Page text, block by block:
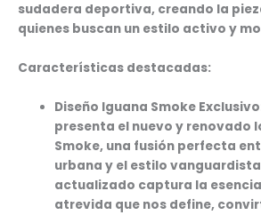
sudadera deportiva, creando la
quienes buscan un estilo activo y
Características destacadas:
Diseño Iguana Smoke
presenta el nuevo y renovado
Smoke, una fusión perfecta
urbana y el estilo
actualizado captura la
atrevida que nos define,